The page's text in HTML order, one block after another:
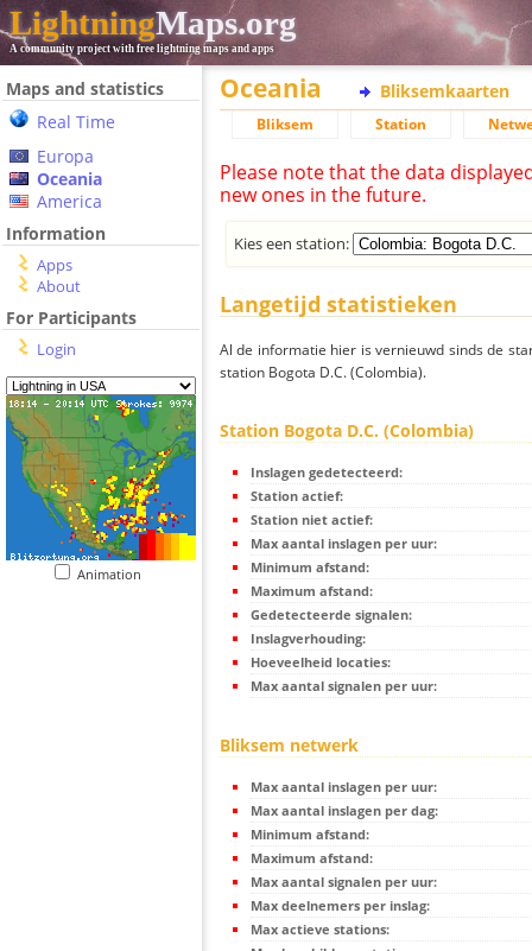
LightningMaps.org
A community project with free lightning maps and apps
Maps and statistics
Real Time
Europa
Oceania
America
Information
Apps
About
For Participants
Login
Animation
Oceania Bliksemkaarten
Bliksem Station
Please note that the data
new ones in the future.
Kies een station:
Langetijd statistieken
Al de informatie hier is vernieuwd sinds de
station Bogota D.C. (Colombia).
Station Bogota D.C. (Colombia)
Inslagen gedetecteerd:
Station actief:
Station niet actief:
Max aantal inslagen per uur:
Minimum afstand:
Maximum afstand:
Gedetecteerde signalen:
Inslagverhouding:
Hoeveelheid locaties:
Max aantal signalen per uur:
Bliksem netwerk
Max aantal inslagen per uur:
Max aantal inslagen per dag:
Minimum afstand:
Maximum afstand:
Max aantal signalen per uur:
Max deelnemers per inslag:
Max actieve stations: